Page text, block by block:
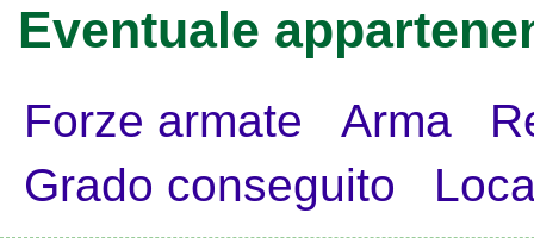
Eventuale
Forze armate Arma
Grado conseguito